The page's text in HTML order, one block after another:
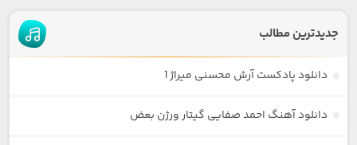
جدیدترین مطالب
دانلود پادکست آرش محسنی میراژ 1
دانلود آهنگ احمد صفایی گیتار ورژن بعض